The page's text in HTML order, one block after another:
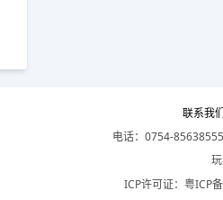
联系我
电话：0754-
ICP许可证： 粤ICP